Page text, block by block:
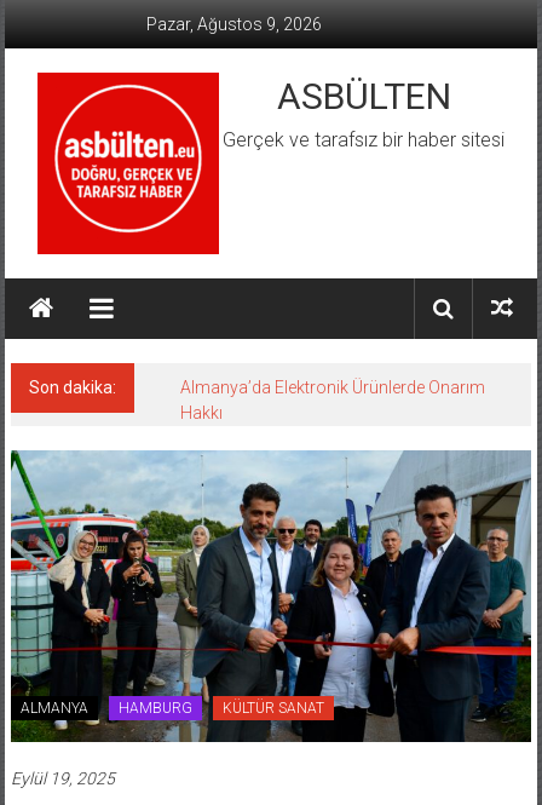
Pazar, Ağustos 9, 2026
ASBÜLTEN
Gerçek ve tarafsız bir haber sitesi
Son dakika:
Almanya’da Elektronik Ürünlerde Onarım
Hakkı
ALMANYA HAMBURG KÜLTÜR SANAT
Eylül 19, 2025